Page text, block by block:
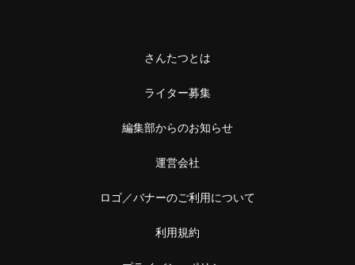
さんたつとは
ライター募集
編集部からのお知らせ
運営会社
ロゴ／バナーのご利用について
利用規約